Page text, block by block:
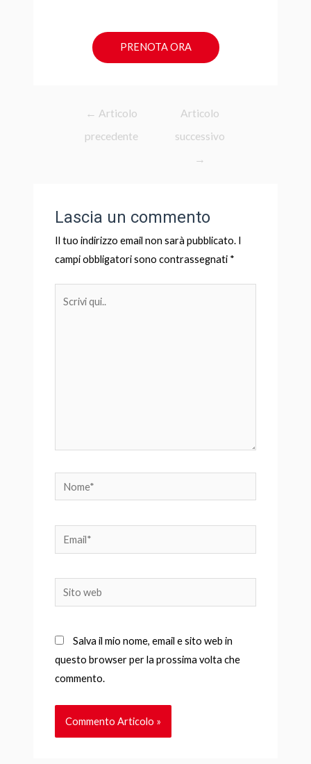
PRENOTA ORA
← Articolo
precedente
Articolo
successivo
→
Lascia un commento
Il tuo indirizzo email non sarà pubblicato. I
campi obbligatori sono contrassegnati *
Nome*
Email*
Sito
web
Salva il mio nome, email e sito web in
questo browser per la prossima volta che
commento.